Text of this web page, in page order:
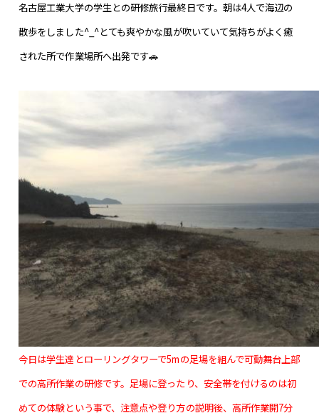
名古屋工業大学の学生との研修旅行最終日です。朝は4人で海辺の
散歩をしました^_^とても爽やかな風が吹いていて気持ちがよく癒
された所で作業場所へ出発です🚗
今日は学生達とローリングタワーで5mの足場を組んで可動舞台上部
での高所作業の研修です。足場に登ったり、安全帯を付けるのは初
めての体験という事で、注意点や登り方の説明後、高所作業開7分